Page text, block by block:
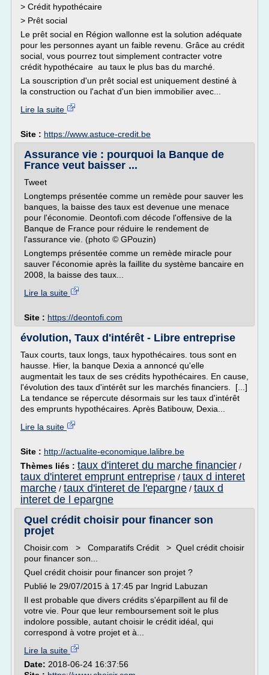
> Crédit hypothécaire
> Prêt social
Le prêt social en Région wallonne est la solution adéquate
pour les personnes ayant un faible revenu. Grâce au crédit
social, vous pourrez tout simplement contracter votre
crédit hypothécaire au taux le plus bas du marché.
La souscription d'un prêt social est uniquement destiné à
la construction ou l'achat d'un bien immobilier avec...
Lire la suite
Site : https://www.astuce-credit.be
Assurance vie : pourquoi la Banque de
France veut baisser ...
Tweet
Longtemps présentée comme un remède pour sauver les
banques, la baisse des taux est devenue une menace
pour l'économie. Deontofi.com décode l'offensive de la
Banque de France pour réduire le rendement de
l'assurance vie. (photo © GPouzin)
Longtemps présentée comme un remède miracle pour
sauver l'économie après la faillite du système bancaire en
2008, la baisse des taux...
Lire la suite
Site : https://deontofi.com
évolution, Taux d'intérêt - Libre entreprise
Taux courts, taux longs, taux hypothécaires. tous sont en
hausse. Hier, la banque Dexia a annoncé qu'elle
augmentait les taux de ses crédits hypothécaires. En cause,
l'évolution des taux d'intérêt sur les marchés financiers. [...]
La tendance se répercute désormais sur les taux d'intérêt
des emprunts hypothécaires. Après Batibouw, Dexia...
Lire la suite
Site : http://actualite-economique.lalibre.be
Thèmes liés : taux d'interet du marche financier /
taux d'interet emprunt entreprise / taux d interet
marche / taux d'interet de l'epargne / taux d
interet de l epargne
Quel crédit choisir pour financer son
projet
Choisir.com > Comparatifs Crédit > Quel crédit choisir
pour financer son...
Quel crédit choisir pour financer son projet ?
Publié le 29/07/2015 à 17:45 par Ingrid Labuzan
Il est probable que divers crédits s'éparpillent au fil de
votre vie. Pour que leur remboursement soit le plus
indolore possible, autant choisir le crédit idéal, qui
correspond à votre projet et à...
Lire la suite
Date: 2018-06-24 16:37:56